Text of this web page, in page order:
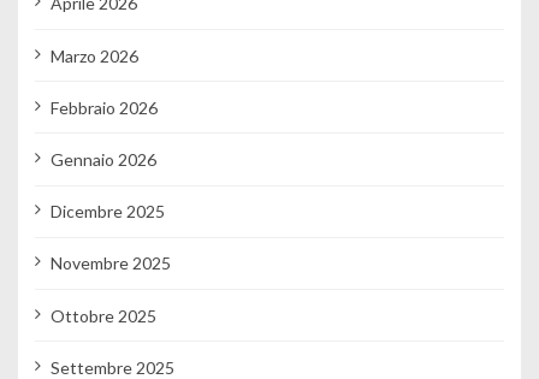
Marzo 2026
Febbraio 2026
Gennaio 2026
Dicembre 2025
Novembre 2025
Ottobre 2025
Settembre 2025